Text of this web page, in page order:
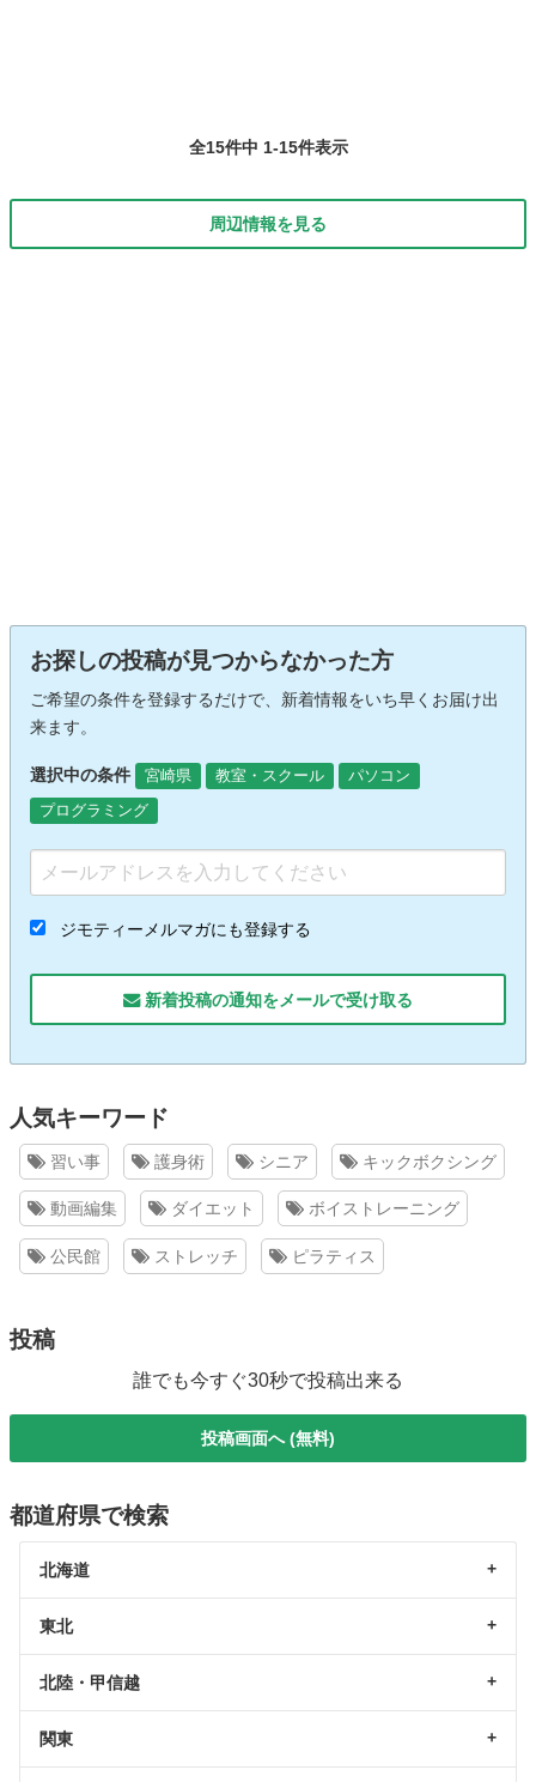
全15件中 1-15件表示
周辺情報を見る
お探しの投稿が見つからなかった方
ご希望の条件を登録するだけで、新着情報をいち早くお届け出
来ます。
選択中の条件 宮崎県 教室・スクール
パソコン
プログラミング
ジモティーメルマガにも登録する
新着投稿の通知をメールで受け取る
人気キーワード
習い事 護身術 シニア キックボクシング
動画編集 ダイエット ボイストレーニング
公民館 ストレッチ ピラティス
投稿
誰でも今すぐ30秒で投稿出来る
投稿画面へ (無料)
都道府県で検索
北海道
東北
北陸・甲信越
関東